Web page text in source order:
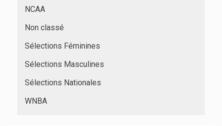
NCAA
Non classé
Sélections Féminines
Sélections Masculines
Sélections Nationales
WNBA